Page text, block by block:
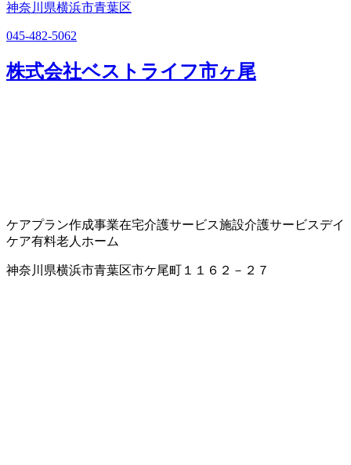
神奈川県横浜市青葉区
045-482-5062
株式会社ベストライフ市ヶ尾
ケアプラン作成事業在宅介護サービス施設介護サービスデイ
ケア有料老人ホーム
神奈川県横浜市青葉区市ケ尾町１１６２－２７